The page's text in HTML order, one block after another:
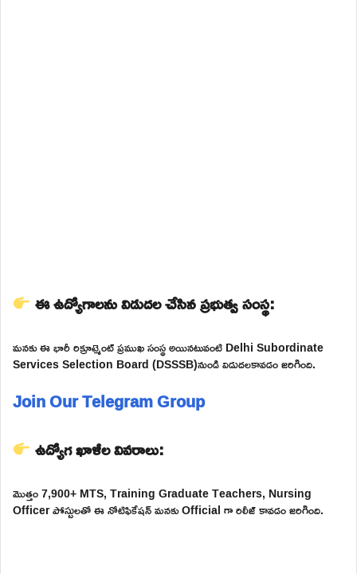
ఈ ఉద్యోగాలను విడుదల చేసిన ప్రభుత్వ సంస్థ:
మనకు ఈ భారీ రిక్రూట్మెంట్ ప్రముఖ సంస్థ అయినటువంటి Delhi Subordinate
Services Selection Board (DSSSB)నుండి విడుదలకావడం జరిగింది.
Join Our Telegram Group
ఉద్యోగ ఖాళీల వివరాలు:
మొత్తం 7,900+ MTS, Training Graduate Teachers, Nursing
Officer పోస్టులతో ఈ నోటిఫికేషన్ మనకు Official గా రిలీజ్ కావడం జరిగింది.